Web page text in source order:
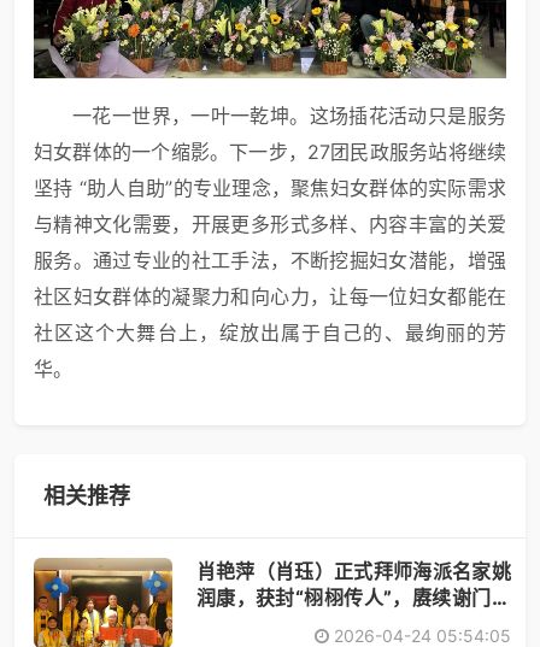
一花一世界，一叶一乾坤。这场插花活动只是服务
妇女群体的一个缩影。下一步，27团民政服务站将继续
坚持 “助人自助”的专业理念，聚焦妇女群体的实际需求
与精神文化需要，开展更多形式多样、内容丰富的关爱
服务。通过专业的社工手法，不断挖掘妇女潜能，增强
社区妇女群体的凝聚力和向心力，让每一位妇女都能在
社区这个大舞台上，绽放出属于自己的、最绚丽的芳
华。
相关推荐
肖艳萍（肖珏）正式拜师海派名家姚
润康，获封“栩栩传人”，赓续谢门艺
2026-04-24 05:54:05